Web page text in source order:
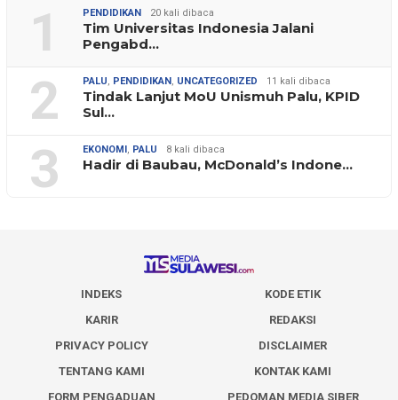
1 PENDIDIKAN 20 kali dibaca
Tim Universitas Indonesia Jalani
Pengabd…
2 PALU, PENDIDIKAN , UNCATEGORIZED 11 kali dibaca
Tindak Lanjut MoU Unismuh Palu, KPID
Sul…
3 EKONOMI , PALU 8 kali dibaca
Hadir di Baubau, McDonald’s Indone…
INDEKS
KODE ETIK
KARIR
REDAKSI
PRIVACY POLICY
DISCLAIMER
TENTANG KAMI
KONTAK KAMI
FORM PENGADUAN
PEDOMAN MEDIA SIBER